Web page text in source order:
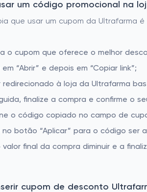
um código promocional na
que usar um cupom da Ultrafarma
o cupom que oferece o melhor
“Abrir” e depois em “Copiar link”;
redirecionado à loja da Ultrafarma
finalize a compra e confirme o
o código copiado no campo de
no botão “Aplicar” para o código ser
valor final da compra diminuir e a
cupom de desconto